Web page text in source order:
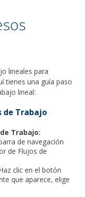
lineales para
tienes una guía paso
lineal:
de Trabajo
Trabajo:
de navegación
de Flujos de
clic en el botón
que aparece, elige